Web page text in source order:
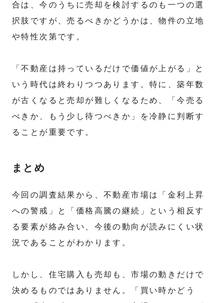
合は、今のうちに売却を検討するのも一つの選
択肢ですが、売るべきかどうかは、物件の立地
や特性次第です。
「不動産は持っているだけで価値が上がる」と
いう時代は終わりつつあります。特に、築年数
が古くなると売却が難しくなるため、「今売る
べきか、もう少し待つべきか」を冷静に判断す
ることが重要です。
まとめ
今回の調査結果から、不動産市場は「金利上昇
への警戒」と「価格高騰の継続」という相反す
る要素が絡み合い、今後の動向が読みにくい状
況であることがわかります。
しかし、住宅購入も売却も、市場の動きだけで
決めるものではありません。「買い時かどう